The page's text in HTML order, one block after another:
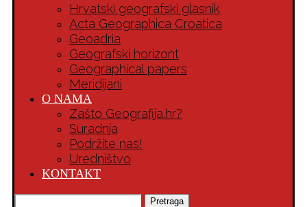
Hrvatski geografski glasnik
Acta Geographica Croatica
Geoadria
Geografski horizont
Geographical papers
Meridijani
O NAMA
Zašto Geografija.hr?
Suradnja
Podržite nas!
Uredništvo
KONTAKT
Pretraga